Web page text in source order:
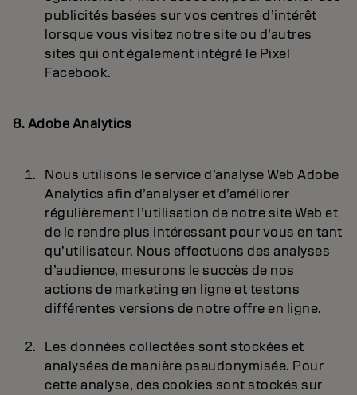
publicités basées sur vos centres d’intérêt
lorsque vous visitez notre site ou d’autres
sites qui ont également intégré le Pixel
Facebook.
8. Adobe Analytics
Nous utilisons le service d’analyse Web Adobe
Analytics afin d’analyser et d’améliorer
régulièrement l’utilisation de notre site Web et
de le rendre plus intéressant pour vous en tant
qu’utilisateur. Nous effectuons des analyses
d’audience, mesurons le succès de nos
actions de marketing en ligne et testons
différentes versions de notre offre en ligne.
Les données collectées sont stockées et
analysées de manière pseudonymisée. Pour
cette analyse, des cookies sont stockés sur